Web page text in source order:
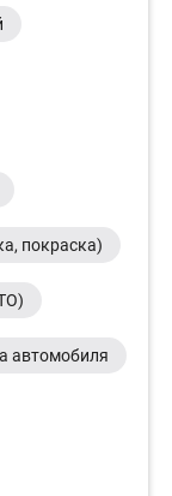
покраска)
автомобиля